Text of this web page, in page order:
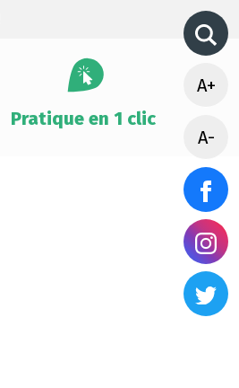
Pratique en 1 clic
A+
A-